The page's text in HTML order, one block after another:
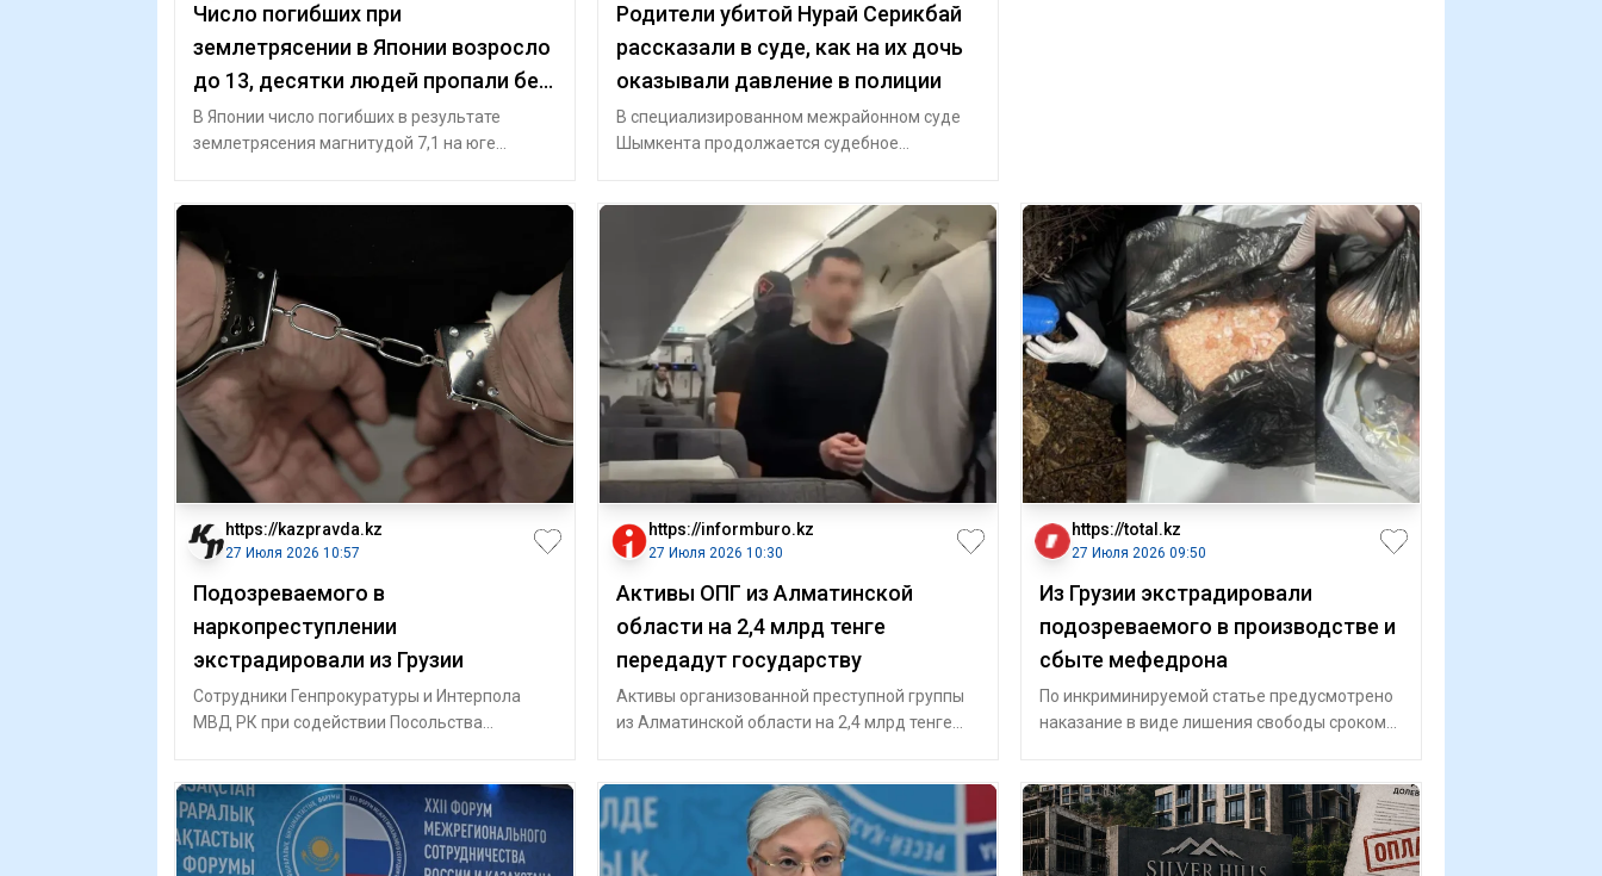
Число погибших при
землетрясении в Японии возросло
до 13, десятки людей пропали без
вести
В Японии число погибших в результате
землетрясения магнитудой 7,1 на юге
Родители убитой Нурай Серикбай
рассказали в суде, как на их дочь
оказывали давление в полиции
В специализированном межрайонном суде
Шымкента продолжается судебное
https://kazpravda.kz
27 Июля 2026 10:57
Подозреваемого в
наркопреступлении
экстрадировали из Грузии
Сотрудники Генпрокуратуры и Интерпола
МВД РК при содействии Посольства
https://informburo.kz
27 Июля 2026 10:30
Активы ОПГ из Алматинской
области на 2,4 млрд тенге
передадут государству
Активы организованной преступной группы
из Алматинской области на 2,4 млрд тенге
https://total.kz
27 Июля 2026 09:50
Из Грузии экстрадировали
подозреваемого в производстве и
сбыте мефедрона
По инкриминируемой статье предусмотрено
наказание в виде лишения свободы сроком